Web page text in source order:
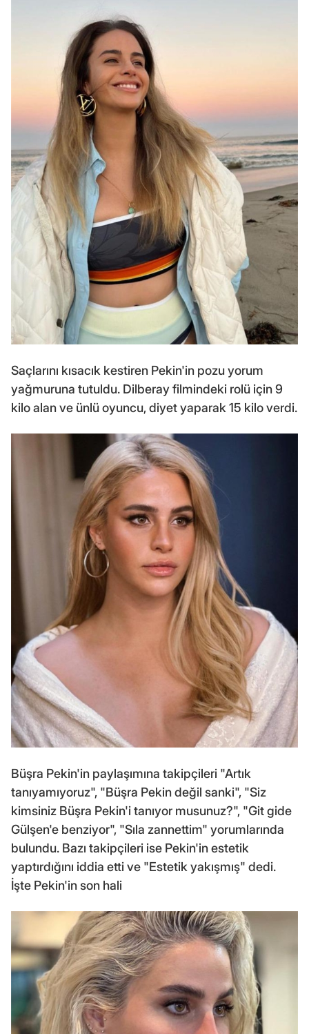
Saçlarını kısacık kestiren Pekin'in pozu yorum
yağmuruna tutuldu. Dilberay filmindeki rolü için 9
kilo alan ve ünlü oyuncu, diyet yaparak 15 kilo verdi.
Büşra Pekin'in paylaşımına takipçileri "Artık
tanıyamıyoruz", "Büşra Pekin değil sanki", "Siz
kimsiniz Büşra Pekin'i tanıyor musunuz?", "Git gide
Gülşen'e benziyor", "Sıla zannettim" yorumlarında
bulundu. Bazı takipçileri ise Pekin'in estetik
yaptırdığını iddia etti ve "Estetik yakışmış" dedi.
İşte Pekin'in son hali